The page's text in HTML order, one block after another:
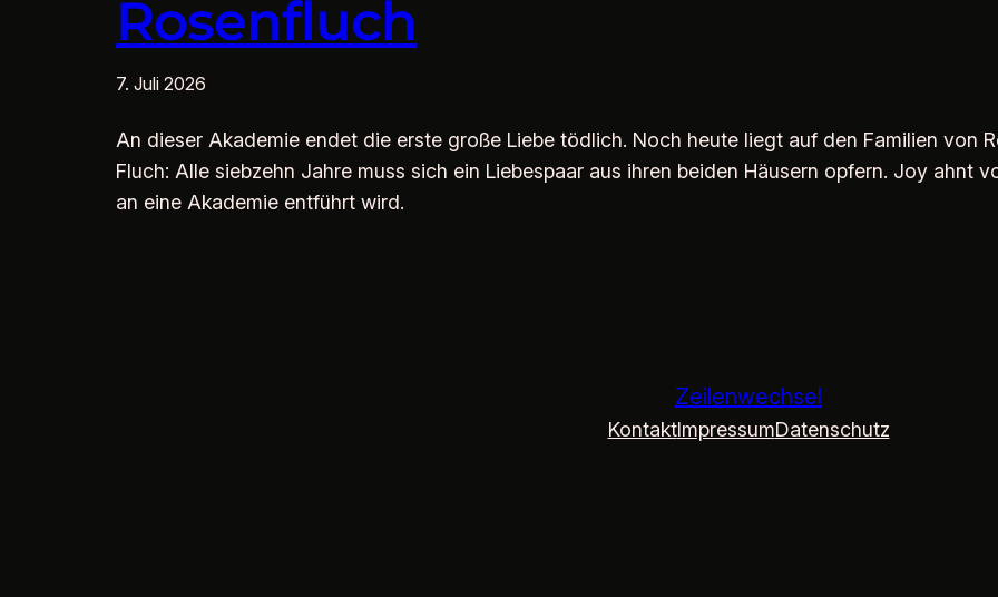
Rosenfluch
7. Juli 2026
An dieser Akademie endet die erste große Liebe tödlich. Noch heute liegt auf den Familien von
Fluch: Alle siebzehn Jahre muss sich ein Liebespaar aus ihren beiden Häusern opfern. Joy ahnt
an eine Akademie entführt wird.
Zeilenwechsel
KontaktImpressumDatenschutz